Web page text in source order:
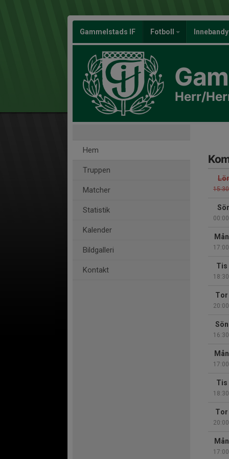
Gammelstads IF Fotboll
Herr/
Hem
Truppen
Matcher
Statistik
Kalender
Bildgalleri
Kontakt Tis
Tor
Tis
Tor